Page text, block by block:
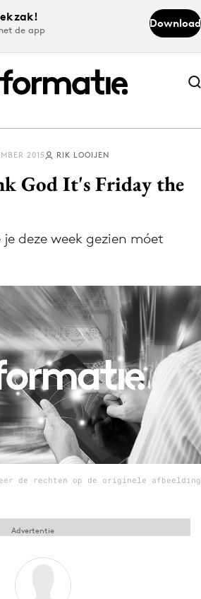
de app
Download
Abonneer nu
Abonneer nu
nieuws via de Adformatie
2015 RIK LOOIJEN
God It's Friday the
deze week gezien móet
de rechten op de originele afbeelding
Advertentie